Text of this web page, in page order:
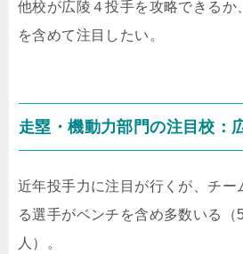
他校が広陵４投手を攻略できるか
を含めて注目したい。
走塁・機動力部門の注目校：
近年投手力に注目が行くが、チー
る選手がベンチを含め多数いる（
人）。